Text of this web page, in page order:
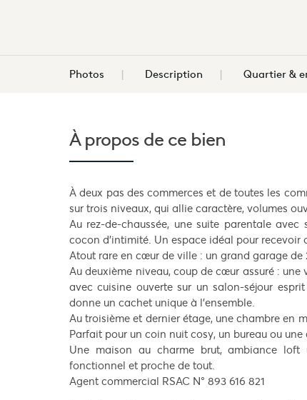
Photos Description Quartier &
À propos de ce bien
À deux pas des commerces et de toutes les
sur trois niveaux, qui allie caractère, volumes
Au rez-de-chaussée, une suite parentale
cocon d’intimité. Un espace idéal pour
Atout rare en cœur de ville : un grand garage
Au deuxième niveau, coup de cœur assuré :
avec cuisine ouverte sur un salon-séjour
donne un cachet unique à l’ensemble.
Au troisième et dernier étage, une chambre en
Parfait pour un coin nuit cosy, un bureau ou une
Une maison au charme brut, ambiance
fonctionnel et proche de tout.
Agent commercial RSAC N° 893 616 821